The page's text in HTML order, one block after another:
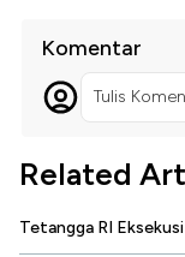
Komentar
Tulis
Related
Tetangga RI